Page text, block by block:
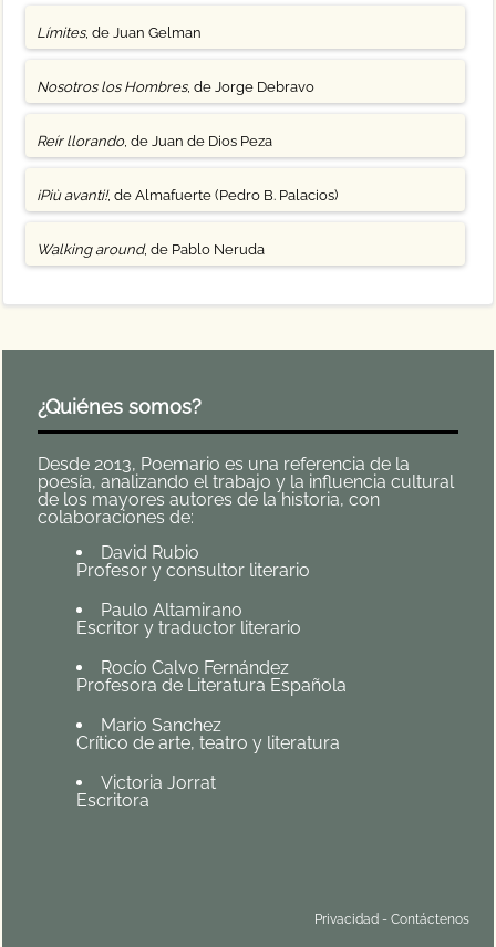
Límites, de Juan Gelman
Nosotros los Hombres, de Jorge Debravo
Reír llorando, de Juan de Dios Peza
¡Più avanti!, de Almafuerte (Pedro B. Palacios)
Walking around, de Pablo Neruda
¿Quiénes somos?
Desde 2013, Poemario es una referencia de la
poesía, analizando el trabajo y la influencia cultural
de los mayores autores de la historia, con
colaboraciones de:
David Rubio
Profesor y consultor literario
Paulo Altamirano
Escritor y traductor literario
Rocío Calvo Fernández
Profesora de Literatura Española
Mario Sanchez
Crítico de arte, teatro y literatura
Victoria Jorrat
Escritora
Privacidad- Contáctenos